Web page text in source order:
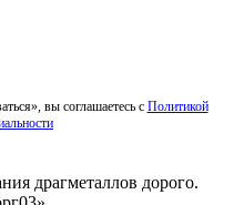
вы соглашаетесь с Политикой
драгметаллов дорого.